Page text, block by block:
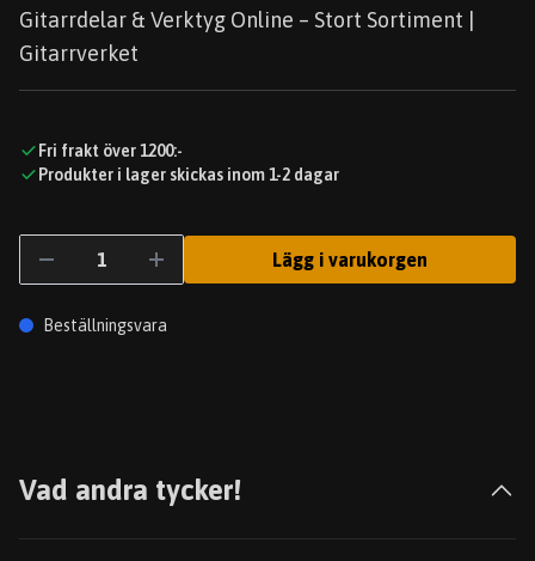
Gitarrdelar & Verktyg Online – Stort Sortiment |
Gitarrverket
Fri frakt över 1200:-
Produkter i lager skickas inom 1-2 dagar
Lägg i varukorgen
Beställningsvara
Vad andra tycker!